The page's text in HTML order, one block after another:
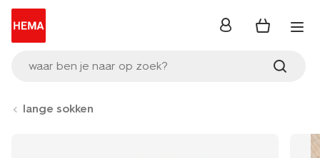
waar ben je naar op zoek?
inloggen
lange sokken